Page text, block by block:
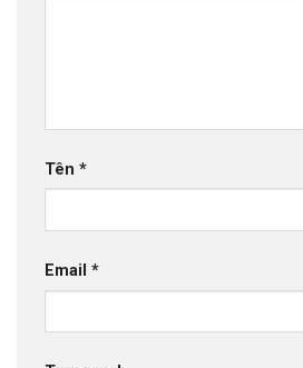
Tên *
Email *